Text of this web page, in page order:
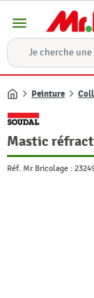
menu
Accueil
Peinture
Mastic
Réf. Mr Bricolage :